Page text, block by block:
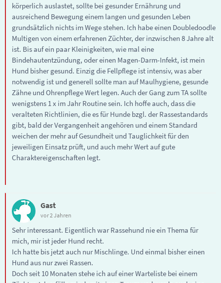
körperlich auslastet, sollte bei gesunder Ernährung und
ausreichend Bewegung einem langen und gesunden Leben
grundsätzlich nichts im Wege stehen. Ich habe einen Doubledoodle
Multigen von einem erfahrenen Züchter, der inzwischen 8 Jahre alt
ist. Bis auf ein paar Kleinigkeiten, wie mal eine
Bindehautentzündung, oder einen Magen-Darm-Infekt, ist mein
Hund bisher gesund. Einzig die Fellpflege ist intensiv, was aber
notwendig ist und generell sollte man auf Maulhygiene, gesunde
Zähne und Ohrenpflege Wert legen. Auch der Gang zum TA sollte
wenigstens 1 x im Jahr Routine sein. Ich hoffe auch, dass die
veralteten Richtlinien, die es für Hunde bzgl. der Rassestandards
gibt, bald der Vergangenheit angehören und einem Standard
weichen der mehr auf Gesundheit und Tauglichkeit für den
jeweiligen Einsatz prüft, und auch mehr Wert auf gute
Charaktereigenschaften legt.
Gast
vor 2 Jahren
Sehr interessant. Eigentlich war Rassehund nie ein Thema für
mich, mir ist jeder Hund recht.
Ich hatte bis jetzt auch nur Mischlinge. Und einmal bisher einen
Hund aus nur zwei Rassen.
Doch seit 10 Monaten stehe ich auf einer Warteliste bei einem